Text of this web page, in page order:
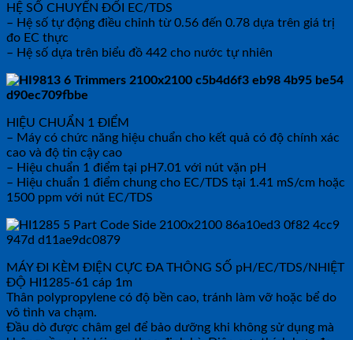
HỆ SỐ CHUYỂN ĐỔI EC/TDS
– Hệ số tự động điều chỉnh từ 0.56 đến 0.78 dựa trên giá trị
đo EC thực
– Hệ số dựa trên biểu đồ 442 cho nước tự nhiên
HIỆU CHUẨN 1 ĐIỂM
– Máy có chức năng hiệu chuẩn cho kết quả có độ chính xác
cao và độ tin cậy cao
– Hiệu chuẩn 1 điểm tại pH7.01 với nút vặn pH
– Hiệu chuẩn 1 điểm chung cho EC/TDS tại 1.41 mS/cm hoặc
1500 ppm với nút EC/TDS
MÁY ĐI KÈM ĐIỆN CỰC ĐA THÔNG SỐ pH/EC/TDS/NHIỆT
ĐỘ HI1285-61 cáp 1m
Thân polypropylene có độ bền cao, tránh làm vỡ hoặc bể do
vô tình va chạm.
Đầu dò được châm gel để bảo dưỡng khi không sử dụng mà